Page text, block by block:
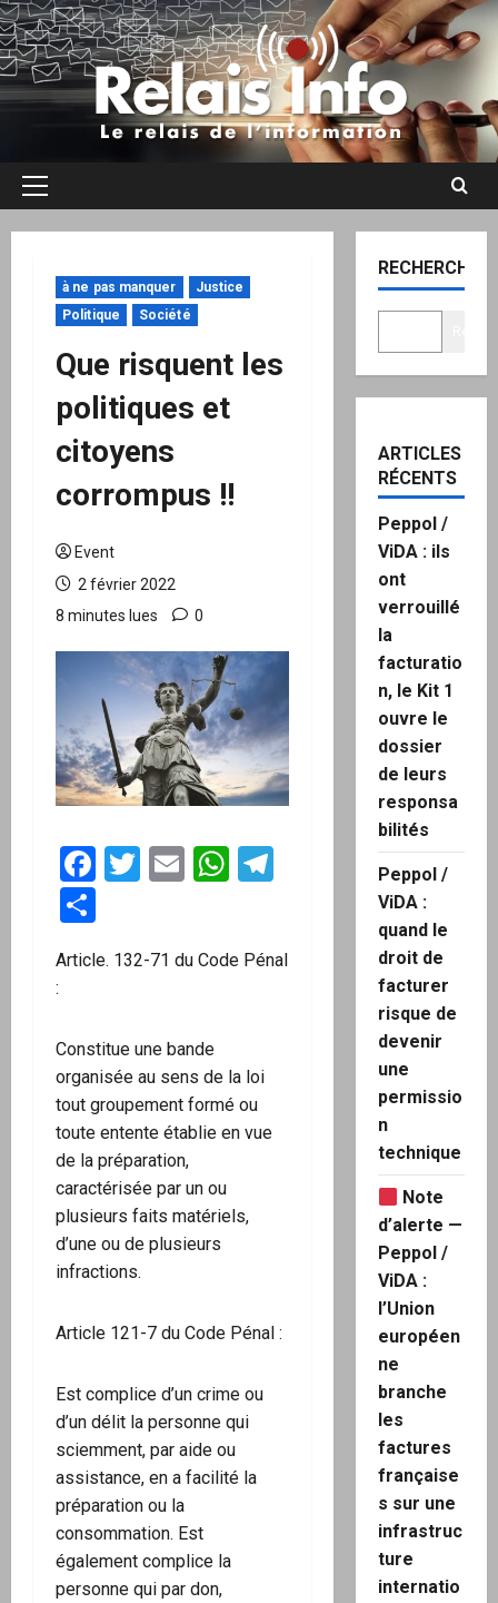
Aller
au
contenu
Menu
à ne pas manquer
Justice
Politique
Société
Que risquent les
politiques et
citoyens
corrompus !!
Event
2 février 2022
8 minutes lues
0
Facebook
Twitter
EmailWhatsApp
Telegram
Article. 132-71 du Code Pénal
:
Constitue une bande
organisée au sens de la loi
tout groupement formé ou
toute entente établie en vue
de la préparation,
caractérisée par un ou
plusieurs faits matériels,
d’une ou de plusieurs
infractions.
Article 121-7 du Code Pénal :
Est complice d’un crime ou
d’un délit la personne qui
sciemment, par aide ou
assistance, en a facilité la
préparation ou la
consommation. Est
également complice la
personne qui par don,
RECHERCHER
ARTICLES
RÉCENTS
Peppol /
ViDA : ils
ont
verrouillé
la
facturatio
n, le Kit 1
ouvre le
dossier
de leurs
responsa
bilités
Peppol /
ViDA :
quand le
droit de
facturer
risque de
devenir
une
permissio
n
technique
Note
d’alerte —
Peppol /
ViDA :
l’Union
européen
ne
branche
les
factures
française
s sur une
infrastruc
ture
internatio